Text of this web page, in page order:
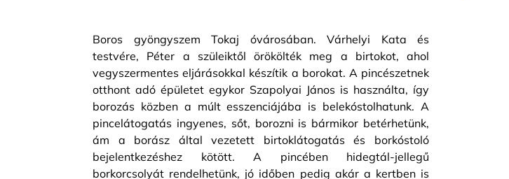
Boros gyöngyszem Tokaj óvárosában. Várhelyi Kata és
testvére, Péter a szüleiktől örökölték meg a birtokot, ahol
vegyszermentes eljárásokkal készítik a borokat. A pincészetnek
otthont adó épületet egykor Szapolyai János is használta, így
borozás közben a múlt esszenciájába is belekóstolhatunk. A
pincelátogatás ingyenes, sőt, borozni is bármikor betérhetünk,
ám a borász által vezetett birtoklátogatás és borkóstoló
bejelentkezéshez kötött. A pincében hidegtál-jellegű
borkorcsolyát rendelhetünk, jó időben pedig akár a kertben is